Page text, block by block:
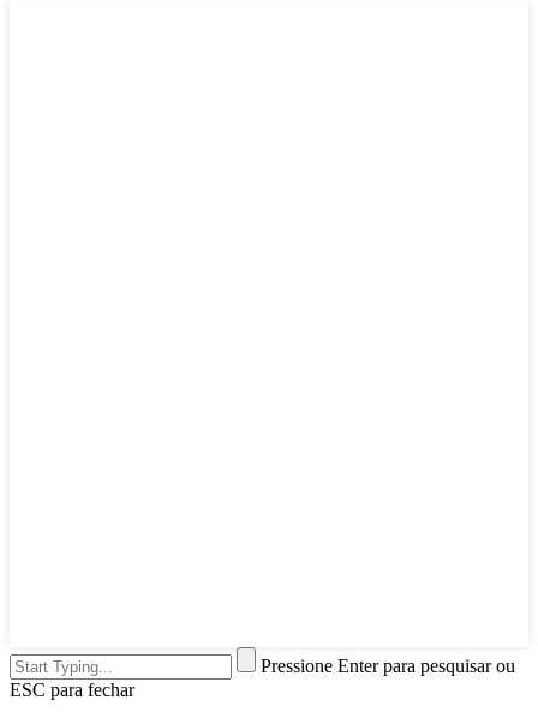
Pressione Enter para pesquisar ou
ESC para fechar